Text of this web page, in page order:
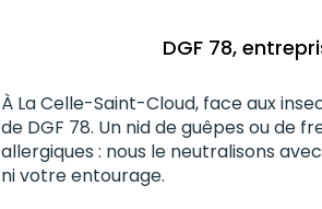
DGF 78,
À La Celle-Saint-Cloud, face aux
de DGF 78. Un nid de guêpes ou de
allergiques : nous le neutralisons
ni votre entourage.